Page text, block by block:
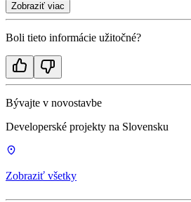
Zobraziť viac
Boli tieto informácie užitočné?
Bývajte v novostavbe
Developerské projekty na Slovensku
Zobraziť všetky